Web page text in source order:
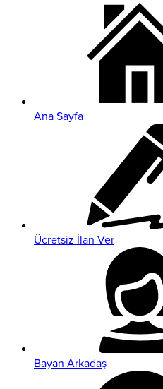
Ana Sayfa
Ücretsiz İlan Ver
Bayan Arkadaş